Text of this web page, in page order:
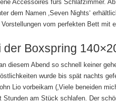
Accessoires fürs Schlafzimmer.
dem Namen ‚Seven Nights‘
vom perfekten Bett mit
der Boxspring
diesem Abend so schnell keiner
wurde bis spät nachts
Lio vorbeikam (‚Viele beneiden
Stunden am Stück schlafen. Der